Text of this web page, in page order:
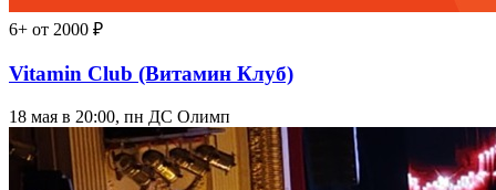
6+ от 2000 ₽
Vitamin Club (Витамин Клуб)
18 мая в 20:00, пн ДС Олимп